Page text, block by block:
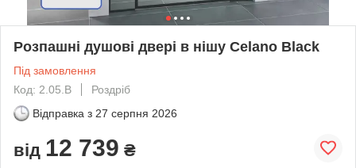
Розпашні душові двері в нішу Celano Black
Під замовлення
Код: 2.05.B
Роздріб
Відправка з 27 серпня 2026
від 12 739 ₴